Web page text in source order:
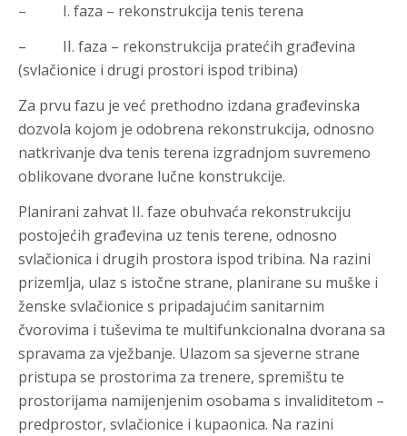
– I. faza – rekonstrukcija tenis terena
– II. faza – rekonstrukcija pratećih građevina
(svlačionice i drugi prostori ispod tribina)
Za prvu fazu je već prethodno izdana građevinska
dozvola kojom je odobrena rekonstrukcija, odnosno
natkrivanje dva tenis terena izgradnjom suvremeno
oblikovane dvorane lučne konstrukcije.
Planirani zahvat II. faze obuhvaća rekonstrukciju
postojećih građevina uz tenis terene, odnosno
svlačionica i drugih prostora ispod tribina. Na razini
prizemlja, ulaz s istočne strane, planirane su muške i
ženske svlačionice s pripadajućim sanitarnim
čvorovima i tuševima te multifunkcionalna dvorana sa
spravama za vježbanje. Ulazom sa sjeverne strane
pristupa se prostorima za trenere, spremištu te
prostorijama namijenjenim osobama s invaliditetom –
predprostor, svlačionice i kupaonica. Na razini